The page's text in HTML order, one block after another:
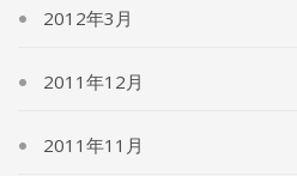
2012年3月
2011年12月
2011年11月